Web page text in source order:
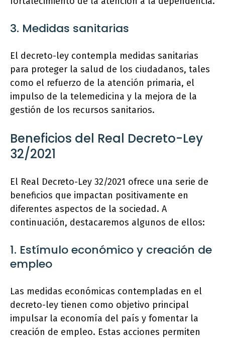
3. Medidas sanitarias
El decreto-ley contempla medidas sanitarias
para proteger la salud de los ciudadanos, tales
como el refuerzo de la atención primaria, el
impulso de la telemedicina y la mejora de la
gestión de los recursos sanitarios.
Beneficios del Real Decreto-Ley
32/2021
El Real Decreto-Ley 32/2021 ofrece una serie de
beneficios que impactan positivamente en
diferentes aspectos de la sociedad. A
continuación, destacaremos algunos de ellos:
1. Estímulo económico y creación de
empleo
Las medidas económicas contempladas en el
decreto-ley tienen como objetivo principal
impulsar la economía del país y fomentar la
creación de empleo. Estas acciones permiten